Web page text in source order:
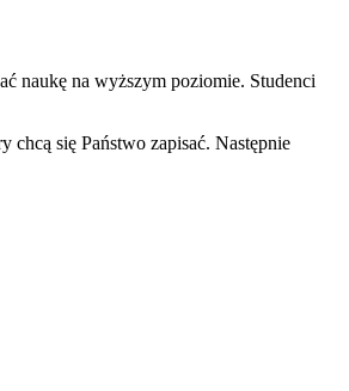
naukę na wyższym poziomie. Studenci
chcą się Państwo zapisać. Następnie